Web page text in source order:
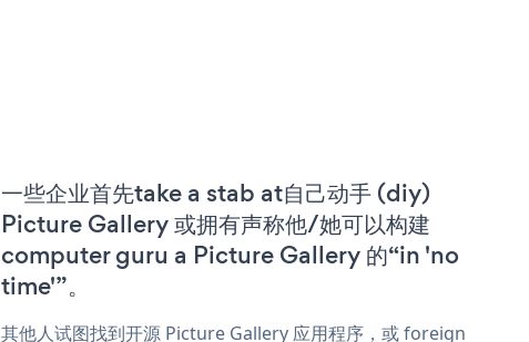
一些企业首先take a stab at自己动手 (diy)
Picture Gallery 或拥有声称他/她可以构建
computer guru a Picture Gallery 的“in 'no
time'”。
其他人试图找到开源 Picture Gallery 应用程序，或 foreign